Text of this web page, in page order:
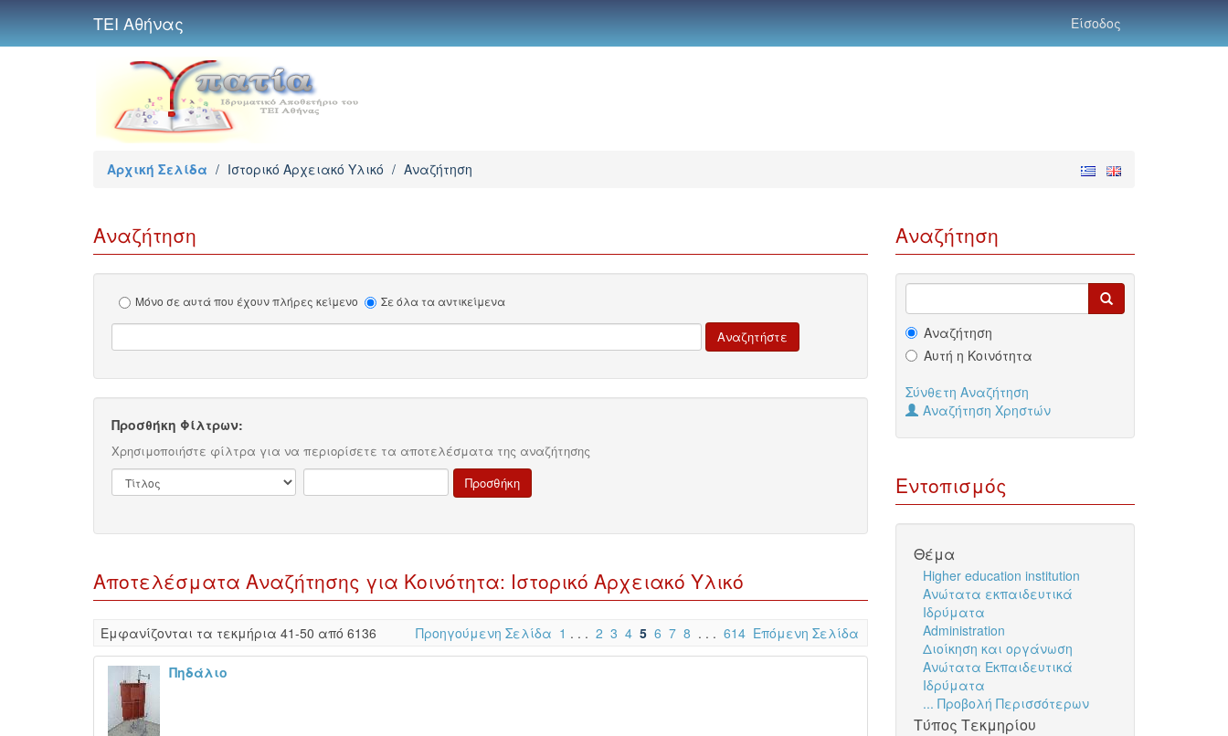
ΤΕΙ Αθήνας Είσοδος
Αρχική Σελίδα / Ιστορικό Αρχειακό Υλικό / Αναζήτηση
Αναζήτηση
Μόνο σε αυτά που έχουν πλήρες κείμενο Σε όλα τα αντικείμενα
Προσθήκη Φίλτρων:
Χρησιμοποιήστε φίλτρα για να περιορίσετε τα αποτελέσματα της αναζήτησης
Αποτελέσματα Αναζήτησης για Κοινότητα: Ιστορικό Αρχειακό Υλικό
Eμφανίζονται τα τεκμήρια 41-50 από 6136 Προηγούμενη Σελίδα 1 . . . 2 3 4 5 6 7 8 . . . 614 Επόμενη Σελίδα
Πηδάλιο
Αναζήτηση
Αναζήτηση
Αυτή η Κοινότητα
Σύνθετη Αναζήτηση
Αναζήτηση Χρηστών
Εντοπισμός
Θέμα
Higher education institution
Ανώτατα εκπαιδευτικά
Ιδρύματα
Administration
Διοίκηση και οργάνωση
Ανώτατα Εκπαιδευτικά
Ιδρύματα
... Προβολή Περισσότερων
Τύπος Τεκμηρίου